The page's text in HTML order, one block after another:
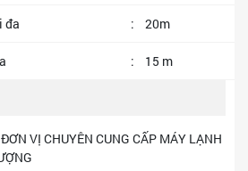
đa : 20m
: 15 m